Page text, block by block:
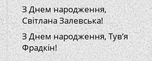
З Днем народження,
Світлана Залевська!
З Днем народження, Тув’я
Фрадкін!